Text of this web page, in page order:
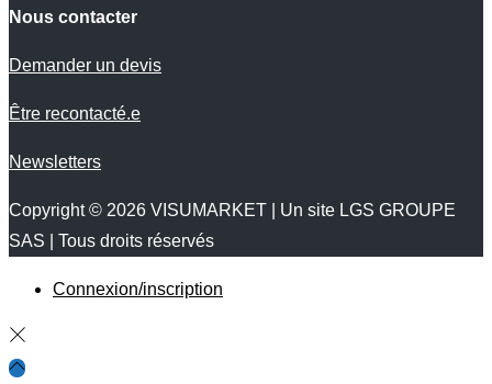
Nous contacter
Demander un devis
Être recontacté.e
Newsletters
Copyright © 2026 VISUMARKET | Un site LGS GROUPE
SAS | Tous droits réservés
Connexion/inscription